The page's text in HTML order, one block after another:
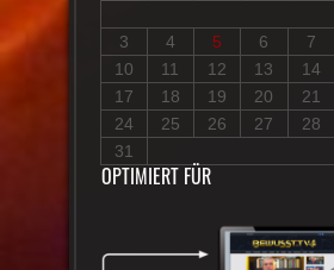
3
4 5 6 7
10
11 12 13 14
17
18 19 20 21
24
25 26 27 28
31
OPTIMIERT FÜR